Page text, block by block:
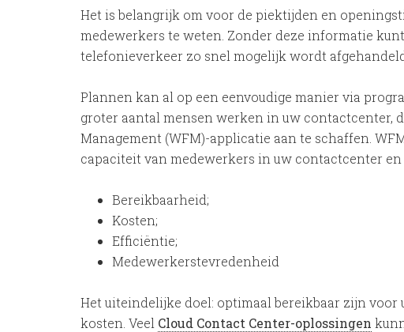
Het is belangrijk om voor de piektijden en
medewerkers te weten. Zonder deze informatie
telefonieverkeer zo snel mogelijk wordt
Plannen kan al op een eenvoudige manier via
groter aantal mensen werken in uw contactcenter,
Management (WFM)-applicatie aan te schaffen.
capaciteit van medewerkers in uw contactcenter en
Bereikbaarheid;
Kosten;
Efficiëntie;
Medewerkerstevredenheid
Het uiteindelijke doel: optimaal bereikbaar zijn voor
kosten. Veel Cloud Contact Center-oplossingen